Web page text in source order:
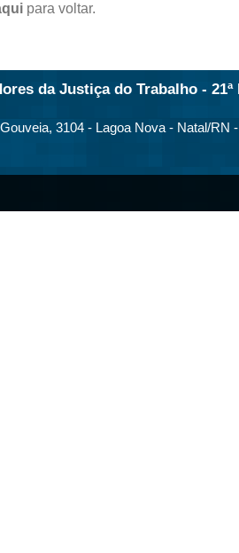
para voltar.
da Justiça do Trabalho - 21ª
3104 - Lagoa Nova - Natal/RN